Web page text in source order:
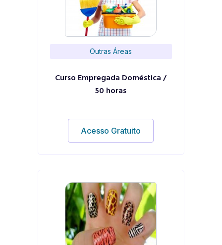
Outras Áreas
Curso Empregada Doméstica /
50 horas
Acesso Gratuito